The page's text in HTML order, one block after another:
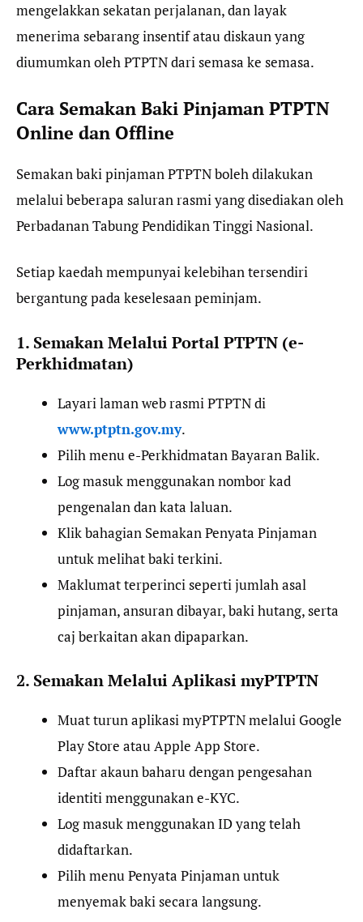
mengelakkan sekatan perjalanan, dan layak
menerima sebarang insentif atau diskaun yang
diumumkan oleh PTPTN dari semasa ke semasa.
Cara Semakan Baki Pinjaman PTPTN
Online dan Offline
Semakan baki pinjaman PTPTN boleh dilakukan
melalui beberapa saluran rasmi yang disediakan oleh
Perbadanan Tabung Pendidikan Tinggi Nasional.
Setiap kaedah mempunyai kelebihan tersendiri
bergantung pada keselesaan peminjam.
1. Semakan Melalui Portal PTPTN (e-
Perkhidmatan)
Layari laman web rasmi PTPTN di
www.ptptn.gov.my.
Pilih menu e-Perkhidmatan Bayaran Balik.
Log masuk menggunakan nombor kad
pengenalan dan kata laluan.
Klik bahagian Semakan Penyata Pinjaman
untuk melihat baki terkini.
Maklumat terperinci seperti jumlah asal
pinjaman, ansuran dibayar, baki hutang, serta
caj berkaitan akan dipaparkan.
2. Semakan Melalui Aplikasi myPTPTN
Muat turun aplikasi myPTPTN melalui Google
Play Store atau Apple App Store.
Daftar akaun baharu dengan pengesahan
identiti menggunakan e-KYC.
Log masuk menggunakan ID yang telah
didaftarkan.
Pilih menu Penyata Pinjaman untuk
menyemak baki secara langsung.